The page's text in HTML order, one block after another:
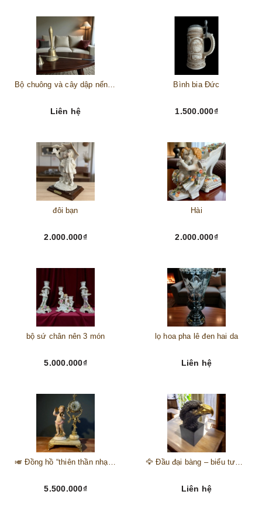
Bộ chuông và cây dập nến đồng
Liên hệ
Bình bia Đức
1.500.000₫
đôi bạn
2.000.000₫
Hài
2.000.000₫
bộ sứ chân nên 3 món
5.000.000₫
lọ hoa pha lê đen hai da
Liên hệ
🎺 Đồng hồ “thiên thần nhạc hội” – tuyệt mỹ phẩm trang trí phong cách hoàng gia 🎼
5.500.000₫
🦅 Đầu đại bàng – biểu tượng của kẻ chinh phục trên đỉnh núi thành công 🦅
Liên hệ